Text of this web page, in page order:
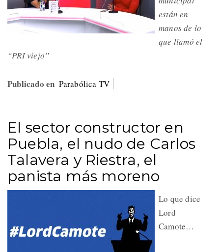
están en
manos de lo
que llamó el
“PRI viejo”
Publicado en Parabólica TV
El sector constructor en
Puebla, el nudo de Carlos
Talavera y Riestra, el
panista más moreno
Lo que dice
Lord
Camote…